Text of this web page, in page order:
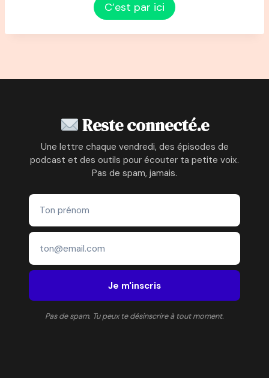
C’est par ici
Reste connecté.e
Une lettre chaque vendredi, des épisodes de
podcast et des outils pour écouter ta petite voix.
Pas de spam, jamais.
Je m'inscris
Pas de spam. Tu peux te désinscrire à tout moment.